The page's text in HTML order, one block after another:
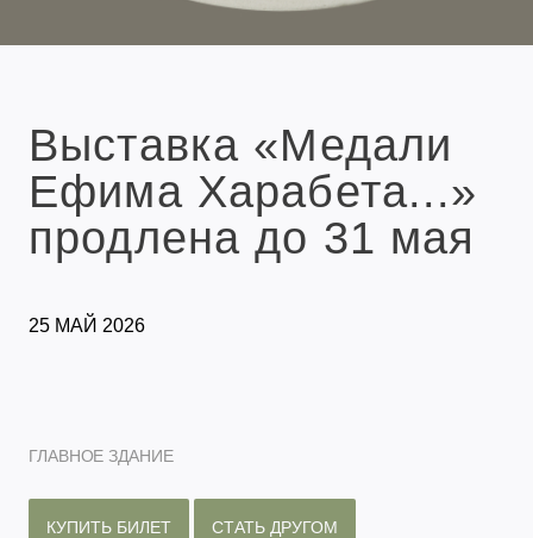
Выставка «Медали
Ефима Харабета...»
продлена до 31 мая
25 МАЙ 2026
ГЛАВНОЕ ЗДАНИЕ
КУПИТЬ БИЛЕТ СТАТЬ ДРУГОМ